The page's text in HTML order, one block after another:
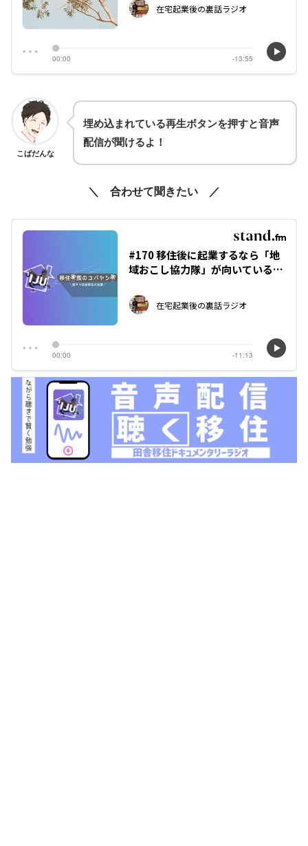
こばだんな
埋め込まれている再生ボタンを押すと音声
配信が聞けるよ！
＼ 合わせて聞きたい ／